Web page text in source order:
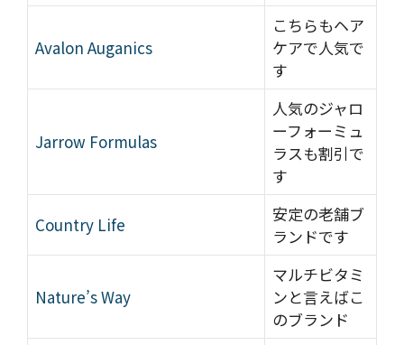
Avalon Auganics
こちらもヘア
ケアで人気で
す
Jarrow Formulas
人気のジャロ
ーフォーミュ
ラスも割引で
す
Country Life
安定の老舗ブ
ランドです
Nature’s Way
マルチビタミ
ンと言えばこ
のブランド